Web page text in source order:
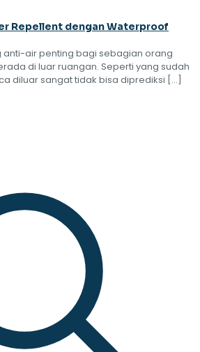
Repellent dengan Waterproof
anti-air penting bagi sebagian orang
di luar ruangan. Seperti yang sudah
diluar sangat tidak bisa diprediksi […]